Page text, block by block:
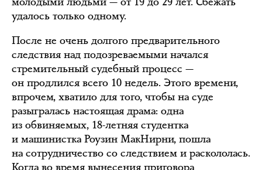
удалось только одному.
После не очень долгого предварительного
следствия над подозреваемыми начался
стремительный судебный процесс —
он продлился всего 10 недель. Этого времени,
впрочем, хватило для того, чтобы на суде
разыгралась настоящая драма: одна
из обвиняемых, 18-летняя студентка
и машинистка Роузин МакНирни, пошла
на сотрудничество со следствием и раскололась.
Когда во время вынесения приговора